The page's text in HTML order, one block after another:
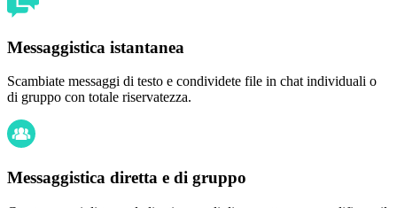
Messaggistica istantanea
Scambiate messaggi di testo e condividete file in chat individuali o
di gruppo con totale riservatezza.
Messaggistica diretta e di gruppo